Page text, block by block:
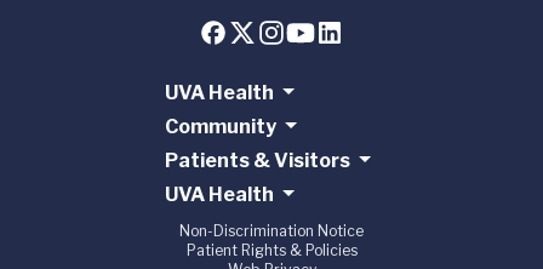
UVA Health
Community
Patients & Visitors
UVA Health
Non-Discrimination Notice
Patient Rights & Policies